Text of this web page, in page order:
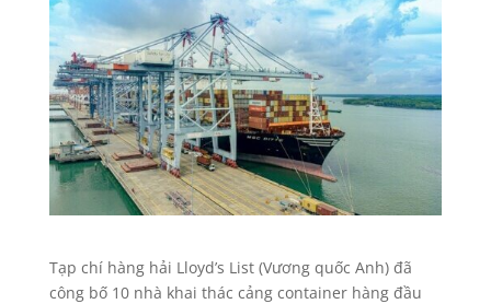
Tạp chí hàng hải Lloyd’s List (Vương quốc Anh) đã
công bố 10 nhà khai thác cảng container hàng đầu